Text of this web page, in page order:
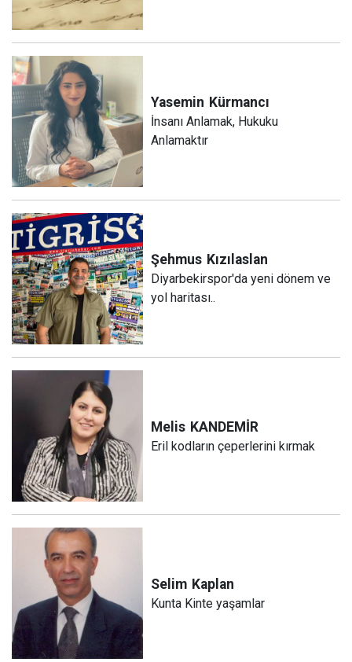
Yasemin Kürmancı
İnsanı Anlamak, Hukuku
Anlamaktır
Şehmus Kızılaslan
Diyarbekirspor'da yeni dönem ve
yol haritası..
Melis KANDEMİR
Eril kodların çeperlerini kırmak
Selim Kaplan
Kunta Kinte yaşamlar